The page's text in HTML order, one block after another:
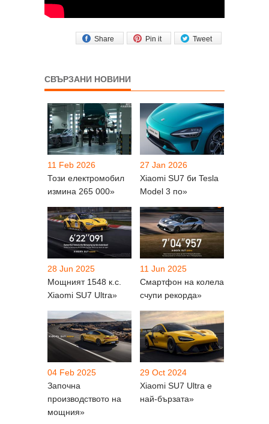
Tweet
Pin it
Share
СВЪРЗАНИ НОВИНИ
11 Feb 2026
Този електромобил
измина 265 000»
27 Jan 2026
Xiaomi SU7 би Tesla
Model 3 по»
28 Jun 2025
Мощният 1548 к.с.
Xiaomi SU7 Ultra»
11 Jun 2025
Смартфон на колела
счупи рекорда»
04 Feb 2025
Започна
производството на
мощния»
29 Oct 2024
Xiaomi SU7 Ultra е
най-бързата»